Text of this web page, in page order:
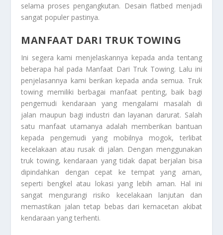
selama proses pengangkutan. Desain flatbed menjadi
sangat populer pastinya.
MANFAAT DARI TRUK TOWING
Ini segera kami menjelaskannya kepada anda tentang
beberapa hal pada Manfaat Dari Truk Towing. Lalu ini
penjelasannya kami berikan kepada anda semua. Truk
towing memiliki berbagai manfaat penting, baik bagi
pengemudi kendaraan yang mengalami masalah di
jalan maupun bagi industri dan layanan darurat. Salah
satu manfaat utamanya adalah memberikan bantuan
kepada pengemudi yang mobilnya mogok, terlibat
kecelakaan atau rusak di jalan. Dengan menggunakan
truk towing, kendaraan yang tidak dapat berjalan bisa
dipindahkan dengan cepat ke tempat yang aman,
seperti bengkel atau lokasi yang lebih aman. Hal ini
sangat mengurangi risiko kecelakaan lanjutan dan
memastikan jalan tetap bebas dari kemacetan akibat
kendaraan yang terhenti.